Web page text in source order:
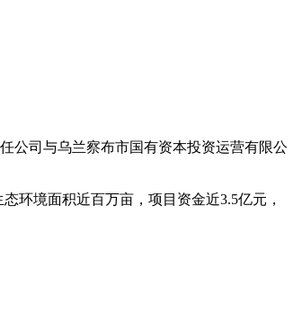
公司与乌兰察布市国有资本投资运营有限公
环境面积近百万亩，项目资金近3.5亿元，